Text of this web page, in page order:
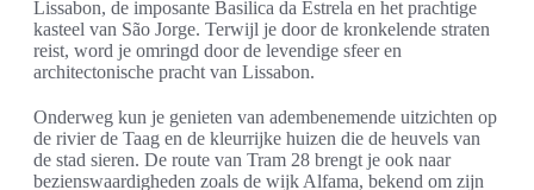
Lissabon, de imposante Basilica da Estrela en het prachtige
kasteel van São Jorge. Terwijl je door de kronkelende straten
reist, word je omringd door de levendige sfeer en
architectonische pracht van Lissabon.
Onderweg kun je genieten van adembenemende uitzichten op
de rivier de Taag en de kleurrijke huizen die de heuvels van
de stad sieren. De route van Tram 28 brengt je ook naar
bezienswaardigheden zoals de wijk Alfama, bekend om zijn